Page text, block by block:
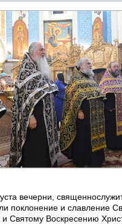
вечерни,
поклонение и славление
Святому Воскресению